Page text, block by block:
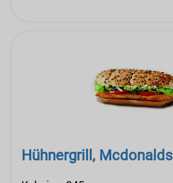
Hühnergrill, Mcdonalds